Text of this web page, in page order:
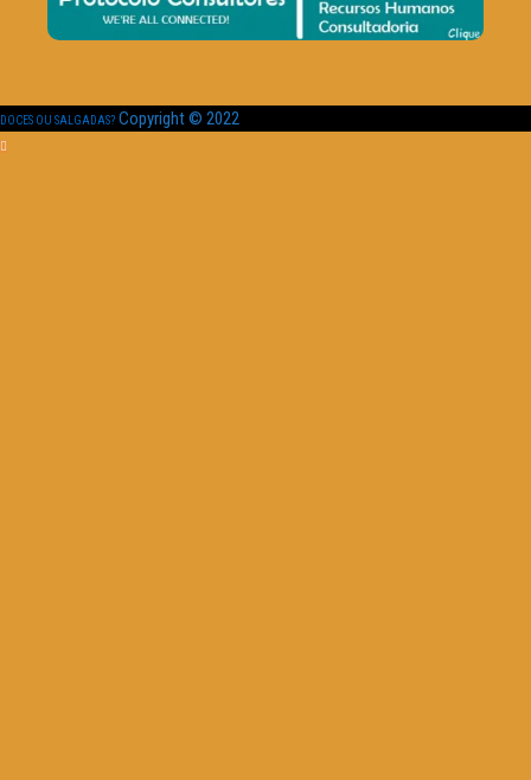
DOCES OU SALGADAS? Copyright © 2022